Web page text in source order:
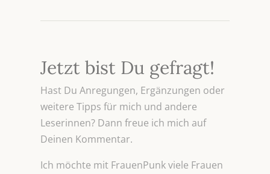
Jetzt bist Du gefragt!
Hast Du Anregungen, Ergänzungen oder
weitere Tipps für mich und andere
Leserinnen? Dann freue ich mich auf
Deinen Kommentar.
Ich möchte mit FrauenPunk viele Frauen